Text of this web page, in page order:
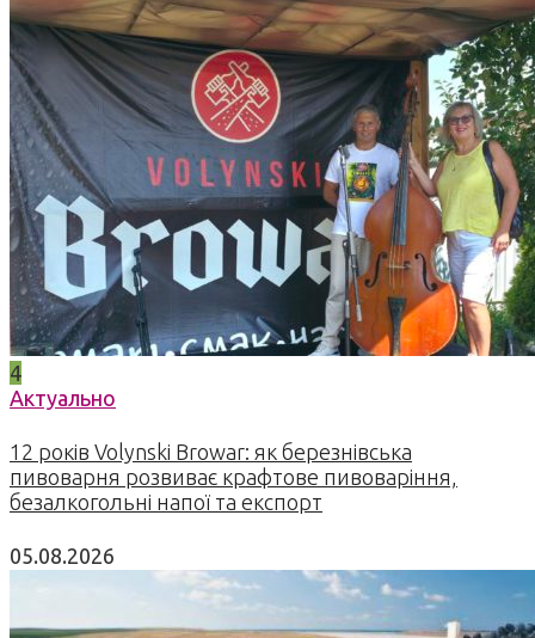
4
Актуально
12 років Volynski Browar: як березнівська
пивоварня розвиває крафтове пивоваріння,
безалкогольні напої та експорт
05.08.2026